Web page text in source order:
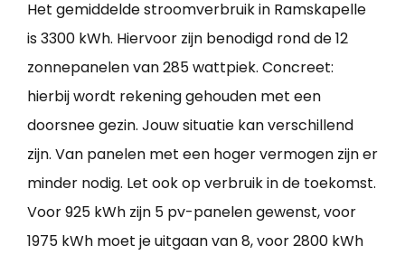
Het gemiddelde stroomverbruik in Ramskapelle
is 3300 kWh. Hiervoor zijn benodigd rond de 12
zonnepanelen van 285 wattpiek. Concreet:
hierbij wordt rekening gehouden met een
doorsnee gezin. Jouw situatie kan verschillend
zijn. Van panelen met een hoger vermogen zijn er
minder nodig. Let ook op verbruik in de toekomst.
Voor 925 kWh zijn 5 pv-panelen gewenst, voor
1975 kWh moet je uitgaan van 8, voor 2800 kWh